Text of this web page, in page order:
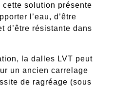
solution présente
l’eau, d’être
d’être résistante dans
la dalles LVT peut
un ancien carrelage
de ragréage (sous